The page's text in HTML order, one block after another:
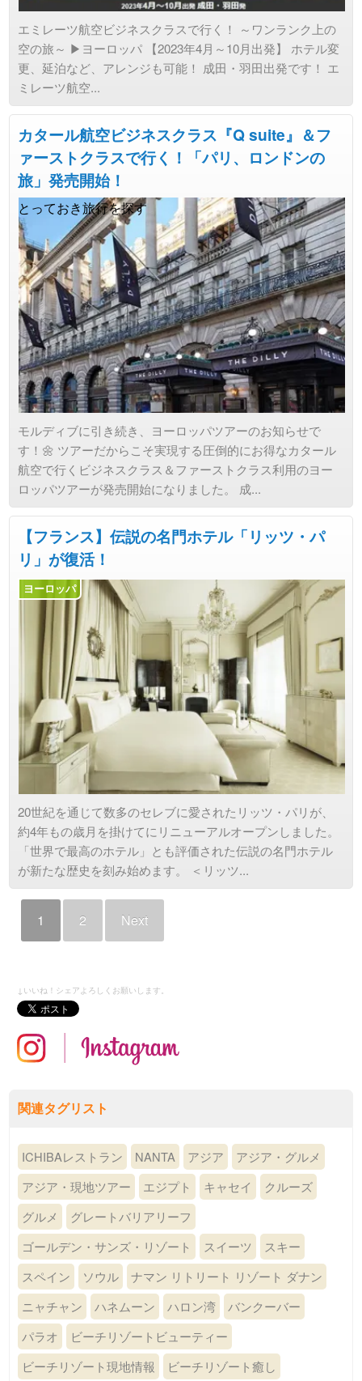
エミレーツ航空ビジネスクラスで行く！ ～ワンランク上の
空の旅～ ▶ヨーロッパ 【2023年4月～10月出発】 ホテル変
更、延泊など、アレンジも可能！ 成田・羽田出発です！ エ
ミレーツ航空...
カタール航空ビジネスクラス『Q suite』＆フ
ァーストクラスで行く！「パリ、ロンドンの
旅」発売開始！
とっておき旅行を探す
モルディブに引き続き、ヨーロッパツアーのお知らせで
す！🌼 ツアーだからこそ実現する圧倒的にお得なカタール
航空で行くビジネスクラス＆ファーストクラス利用のヨー
ロッパツアーが発売開始になりました。 成...
【フランス】伝説の名門ホテル「リッツ・パ
リ」が復活！
ヨーロッパ
20世紀を通じて数多のセレブに愛されたリッツ・パリが、
約4年もの歳月を掛けてにリニューアルオープンしました。
「世界で最高のホテル」とも評価された伝説の名門ホテル
が新たな歴史を刻み始めます。 ＜リッツ...
1 2 Next
↓いいね！シェアよろしくお願いします。
関連タグリスト
ICHIBAレストラン NANTA アジア
アジア・グルメ
アジア・現地ツアー
エジプト キャセイ
クルーズ
グルメ
グレートバリアリーフ
ゴールデン・サンズ・リゾート
スイーツ
スキー
スペイン
ソウル
ナマン リトリート リゾート ダナン
ニャチャン
ハネムーン ハロン湾
バンクーバー
パラオ
ビーチリゾートビューティー
ビーチリゾート現地情報
ビーチリゾート癒し